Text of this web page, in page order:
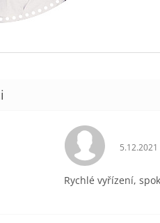
je 5 z 5 hvězdiček. 5.12.2021
Rychlé vyřízení,